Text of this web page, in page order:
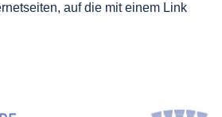
auf die mit einem Link